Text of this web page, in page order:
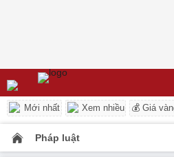
Mới nhất Xem nhiều 💰 Giá
Pháp luật